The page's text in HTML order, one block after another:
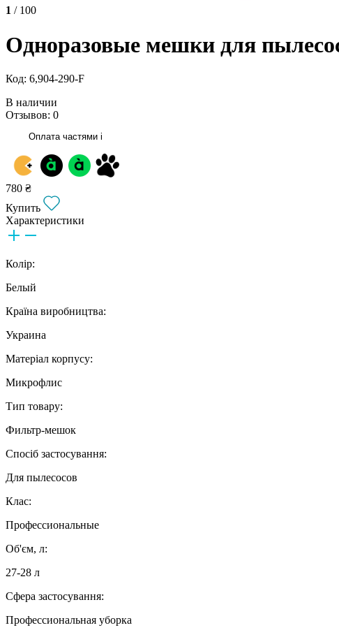
1 / 100
Одноразовые мешки для
Код: 6,904-290-F
В наличии
Отзывов: 0
Оплата частями i
780 ₴
Купить
Характеристики
Колір:
Белый
Країна виробництва:
Украина
Матеріал корпусу:
Микрофлис
Тип товару:
Фильтр-мешок
Спосіб застосування:
Для пылесосов
Клас:
Профессиональные
Об'єм, л:
27-28 л
Сфера застосування:
Профессиональная уборка